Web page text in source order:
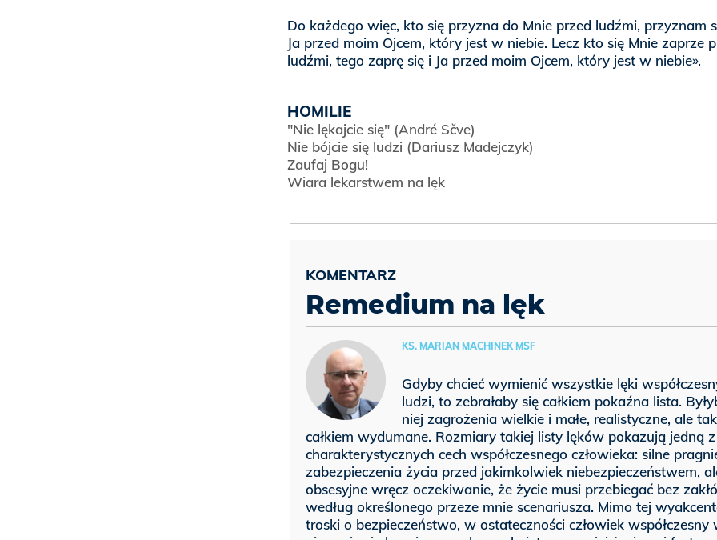
Do każdego więc, kto się przyzna do Mnie przed ludźmi, przyznam
Ja przed moim Ojcem, który jest w niebie. Lecz kto się Mnie zaprze
ludźmi, tego zaprę się i Ja przed moim Ojcem, który jest w niebie».
HOMILIE
"Nie lękajcie się"(André Sčve)
Nie bójcie się ludzi (Dariusz Madejczyk)
Zaufaj Bogu!
Wiara lekarstwem na lęk
Remedium na lęk
KS. MARIAN MACHINEK MSF
Gdyby chcieć wymienić wszystkie lęki
ludzi, to zebrałaby się całkiem pokaźna lista.
niej zagrożenia wielkie i małe, realistyczne, ale
całkiem wydumane. Rozmiary takiej listy lęków pokazują jedną z
charakterystycznych cech współczesnego człowieka: silne
zabezpieczenia życia przed jakimkolwiek niebezpieczeństwem,
obsesyjne wręcz oczekiwanie, że życie musi przebiegać bez
według określonego przeze mnie scenariusza. Mimo tej
troski o bezpieczeństwo, w ostateczności człowiek współczesny